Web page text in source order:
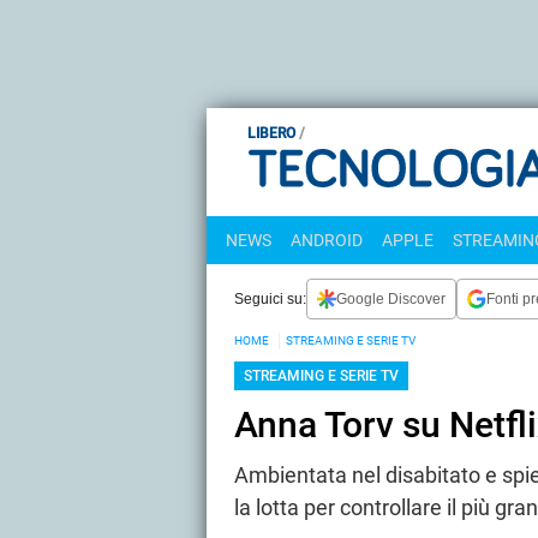
LIBERO
NEWS ANDROID APPLE
Seguici su: Google Discover Fonti
HOME STREAMING E SERIE TV
STREAMING E SERIE TV
Anna Torv su
Ambientata nel disabitato e
la lotta per controllare il più